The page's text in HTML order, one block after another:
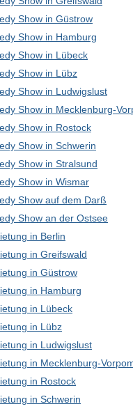
Show in Güstrow
Show in Hamburg
Show in Lübeck
Show in Lübz
Show in Ludwigslust
Show in Mecklenburg-
Show in Rostock
Show in Schwerin
Show in Stralsund
Show in Wismar
Show auf dem Darß
Show an der Ostsee
in Berlin
in Greifswald
in Güstrow
in Hamburg
in Lübeck
in Lübz
in Ludwigslust
in Mecklenburg-
in Rostock
in Schwerin